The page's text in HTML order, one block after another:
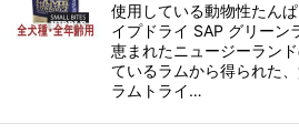
使用している動物性たん
イプドライ SAP グリーン
恵まれたニュージーラン
ているラムから得られた
ラムトライ…